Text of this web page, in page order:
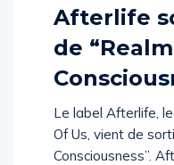
Afterlife
de
Le label Afterlife,
Of Us, vient de
Consciousness”.